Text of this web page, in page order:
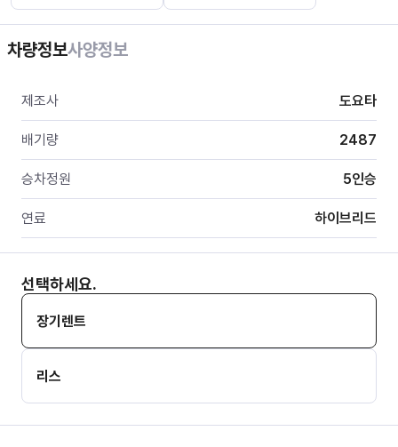
차량정보사양정보
제조사 도요타
배기량 2487
승차정원 5인승
연료 하이브리드
선택하세요.
장기렌트
리스